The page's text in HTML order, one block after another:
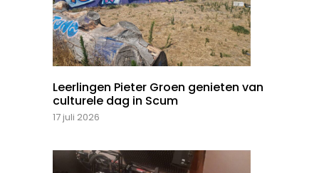
Leerlingen Pieter Groen genieten van
culturele dag in Scum
17 juli 2026